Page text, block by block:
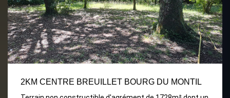
2KM CENTRE BREUILLET BOURG DU MONTIL